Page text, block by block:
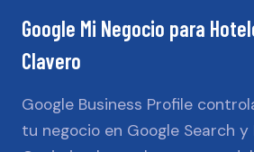
Google Mi Negocio para
Clavero
Google Business Profile
tu negocio en Google Search y